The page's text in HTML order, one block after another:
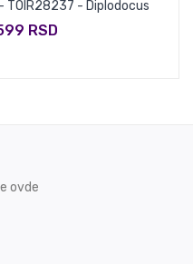
TOIR28237 - Diplodocus
RSD
ovde